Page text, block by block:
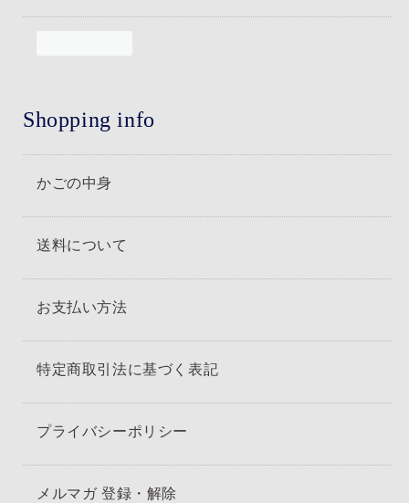
Shopping info
かごの中身
送料について
お支払い方法
特定商取引法に基づく表記
プライバシーポリシー
メルマガ 登録・解除